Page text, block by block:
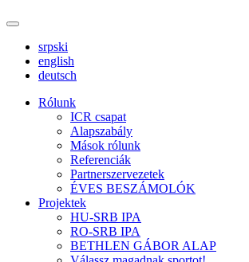
srpski
english
deutsch
Rólunk
ICR csapat
Alapszabály
Mások rólunk
Referenciák
Partnerszervezetek
ÉVES BESZÁMOLÓK
Projektek
HU-SRB IPA
RO-SRB IPA
BETHLEN GÁBOR ALAP